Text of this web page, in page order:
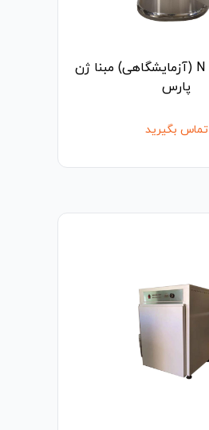
اتوکلاو کلاس N (آزمایشگاهی) مبنا ژن
پارس
تماس بگیرید